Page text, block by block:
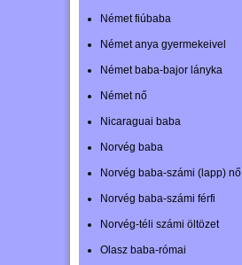
Német fiúbaba
Német anya gyermekeivel
Német baba-bajor lányka
Német nő
Nicaraguai baba
Norvég baba
Norvég baba-számi (lapp) nő
Norvég baba-számi férfi
Norvég-téli számi öltözet
Olasz baba-római